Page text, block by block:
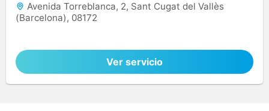
Avenida Torreblanca, 2, Sant Cugat del Vallès
(Barcelona), 08172
Ver servicio